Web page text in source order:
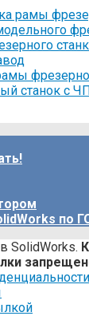
рамы
станок с
по
SolidWorks.